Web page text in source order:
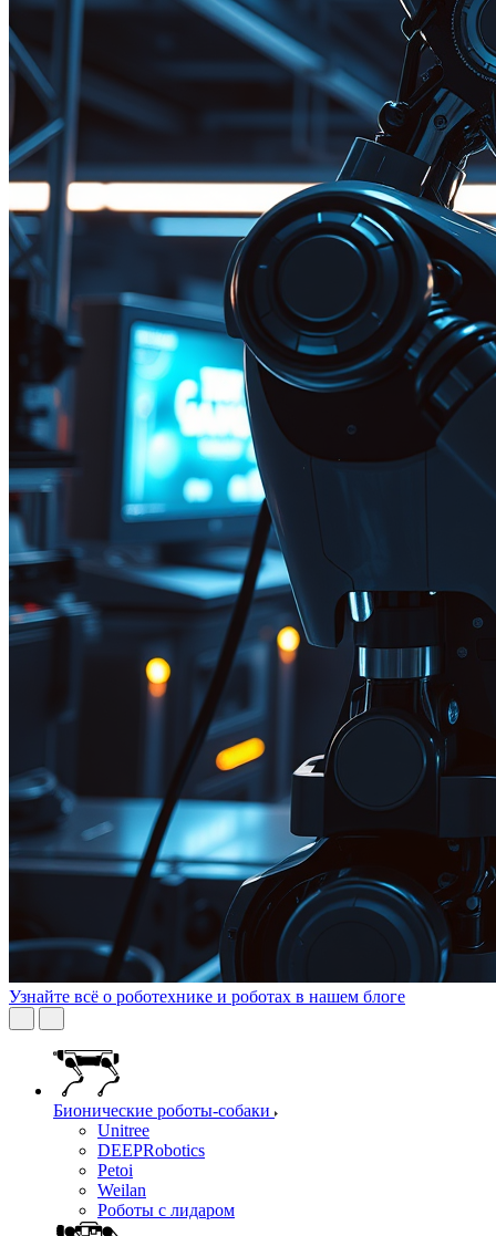
Узнайте всё о роботехнике и роботах в нашем блоге
Бионические роботы-собаки
Unitree
DEEPRobotics
Petoi
Weilan
Роботы с лидаром